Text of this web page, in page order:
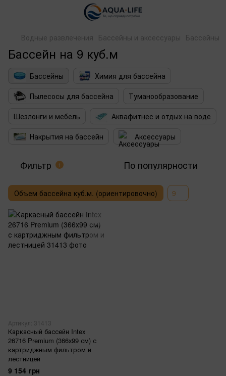
Водные развлечения Бассейны и аксессуары Бассейны
Бассейн на 9 куб.м
Бассейны
Химия для бассейна
Пылесосы для бассейна
Туманообразование
Шезлонги и мебель
Аквафитнес и отдых на воде
Накрытия на бассейн
Аксессуары
Фильтр 1 По популярности
Объем бассейна куб.м. (ориентировочно) 9
Артикул: 31413
Каркасный бассейн Intex
26716 Premium (366х99 см) с
картриджным фильтром и
лестницей
9 154 грн